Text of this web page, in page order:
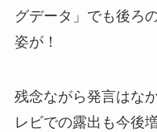
グデータ」でも後ろ
姿が！
残念ながら発言はな
レビでの露出も今後